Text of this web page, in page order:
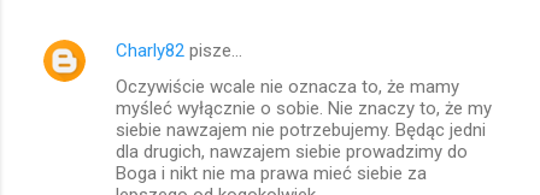
Charly82 pisze…
Oczywiście wcale nie oznacza to, że mamy
myśleć wyłącznie o sobie. Nie znaczy to, że my
siebie nawzajem nie potrzebujemy. Będąc jedni
dla drugich, nawzajem siebie prowadzimy do
Boga i nikt nie ma prawa mieć siebie za